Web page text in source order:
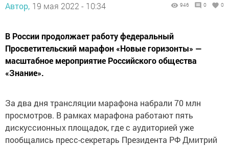
Автор, 19 мая 2022 - 10:34 946 0 0
В России продолжает работу федеральный
Просветительский марафон «Новые горизонты» —
масштабное мероприятие Российского общества
«Знание».
За два дня трансляции марафона набрали 70 млн
просмотров. В рамках марафона работают пять
дискуссионных площадок, где с аудиторией уже
пообщались пресс-секретарь Президента РФ Дмитрий